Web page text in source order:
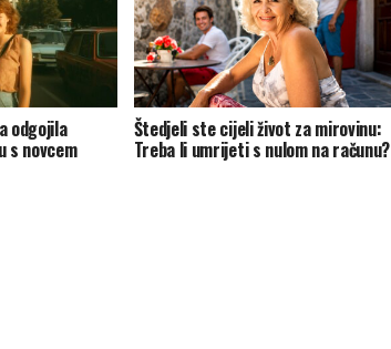
odgojila
s novcem
Štedjeli ste cijeli život za mirovinu:
Treba li umrijeti s nulom na računu?